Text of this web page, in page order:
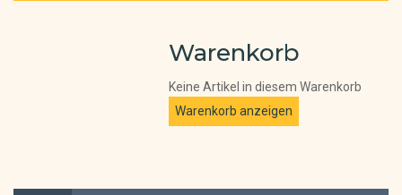
Warenkorb
Keine Artikel in diesem Warenkorb